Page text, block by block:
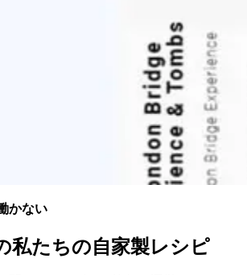
かない
私たちの自家製レシピ